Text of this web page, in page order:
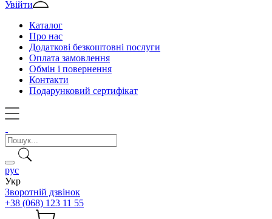
Увійти
Каталог
Про нас
Додаткові безкоштовні послуги
Оплата замовлення
Обмін і повернення
Контакти
Подарунковий сертифікат
рус
Укр
Зворотній дзвінок
+38 (068) 123 11 55